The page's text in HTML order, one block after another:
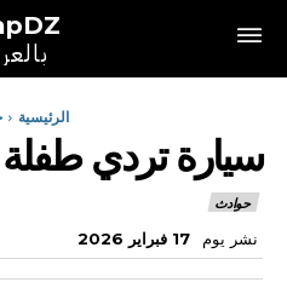
الرئيسية
سيارة تردي طفلة
حوادث
نشر يوم 17 فبراير 2026